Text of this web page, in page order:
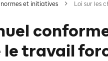
normes et initiatives Loi sur les
travail